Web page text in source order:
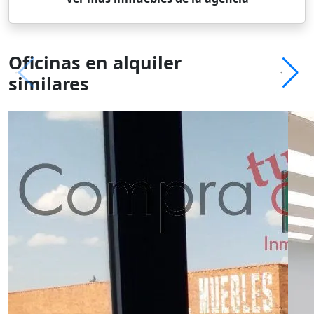
Oficinas en alquiler
similares